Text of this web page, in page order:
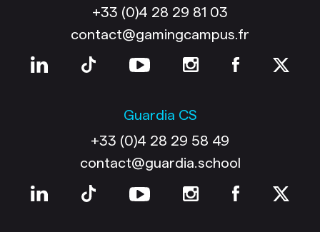
+33 (0)4 28 29 81 03
contact@gamingcampus.fr
Guardia CS
+33 (0)4 28 29 58 49
contact@guardia.school